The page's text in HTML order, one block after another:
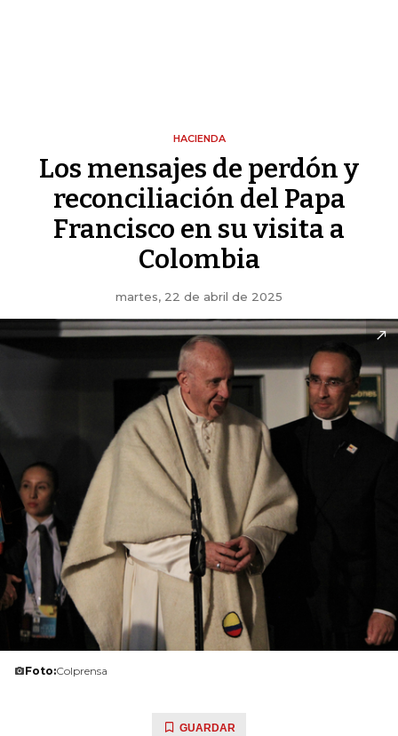
HACIENDA
Los mensajes de perdón y
reconciliación del Papa
Francisco en su visita a
Colombia
martes, 22 de abril de 2025
Foto:Colprensa
GUARDAR